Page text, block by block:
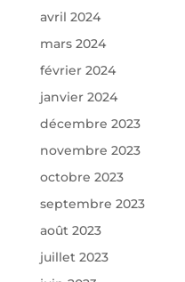
avril 2024
mars 2024
février 2024
janvier 2024
décembre 2023
novembre 2023
octobre 2023
septembre 2023
août 2023
juillet 2023